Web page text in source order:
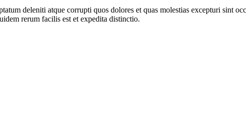
deleniti atque corrupti quos dolores et quas molestias excepturi sint
rerum facilis est et expedita distinctio.